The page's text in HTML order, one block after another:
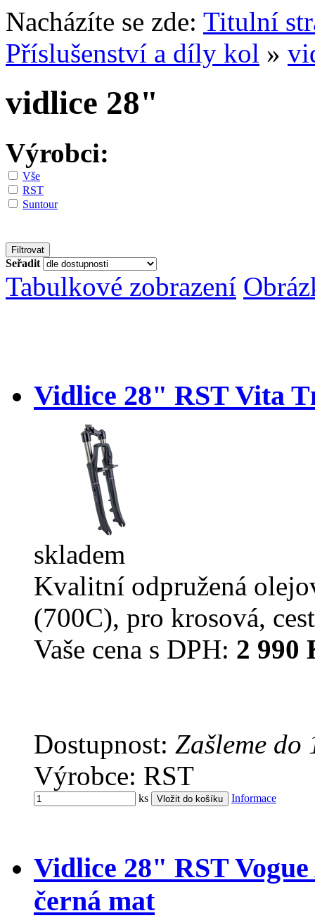
Nacházíte se zde: Titulní
Příslušenství a díly kol »
vidlice 28"
Výrobci:
Vše
RST
Suntour
Seřadit
Tabulkové zobrazení
Vidlice 28" RST Vita
skladem
Kvalitní odpružená
(700C), pro krosová,
Vaše cena s DPH: 2 990
Dostupnost: Zašleme do
Výrobce: RST
ks Informace
Vidlice 28" RST
černá mat